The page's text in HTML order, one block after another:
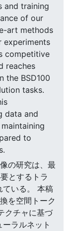
and training
of our
art methods
experiments
competitive
reaches
the BSD100
tasks.
data and
to
の研究は、最
とするトラ
ている。 本稿
を空間トーク
クチャに基づ
ラルネット